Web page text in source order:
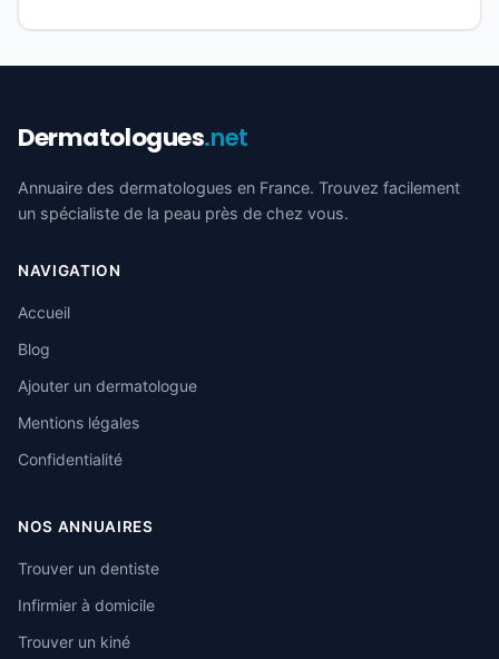
Dermatologues.net
Annuaire des dermatologues en France. Trouvez facilement
un spécialiste de la peau près de chez vous.
NAVIGATION
Accueil
Blog
Ajouter un dermatologue
Mentions légales
Confidentialité
NOS ANNUAIRES
Trouver un dentiste
Infirmier à domicile
Trouver un kiné